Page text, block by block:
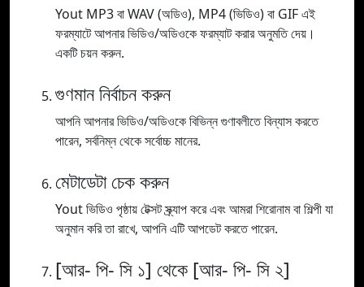
Yout MP3 বা WAV (অডিও), MP4 (ভিডিও) বা GIF এই
ফরম্যাটে আপনার ভিডিও/অডিওকে ফরম্যাট করার অনুমতি দেয়।
একটি চয়ন করুন.
গুণমান নির্বাচন করুন
আপনি আপনার ভিডিও/অডিওকে বিভিন্ন গুণাবলীতে বিন্যাস করতে
পারেন, সর্বনিম্ন থেকে সর্বোচ্চ মানের.
মেটাডেটা চেক করুন
Yout ভিডিও পৃষ্ঠায় টেক্সট স্ক্র্যাপ করে এবং আমরা শিরোনাম বা শিল্পী যা
অনুমান করি তা রাখে, আপনি এটি আপডেট করতে পারেন.
[আর- পি- সি ১] থেকে [আর- পি- সি ২]